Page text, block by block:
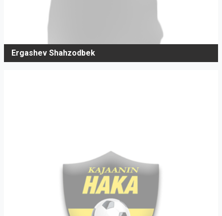
Ergashev Shahzodbek